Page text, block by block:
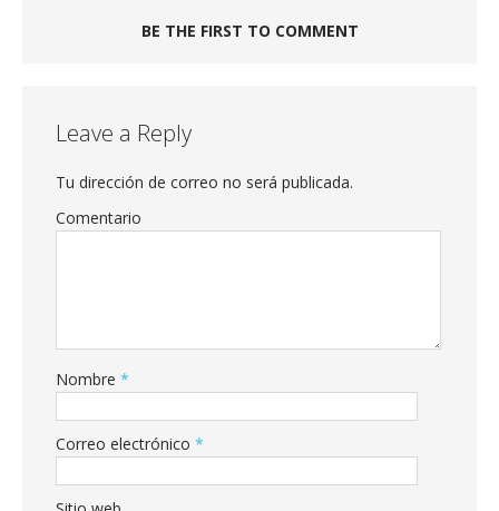
BE THE FIRST TO COMMENT
Leave a Reply
Tu dirección de correo no será publicada.
Comentario
Nombre *
Correo electrónico *